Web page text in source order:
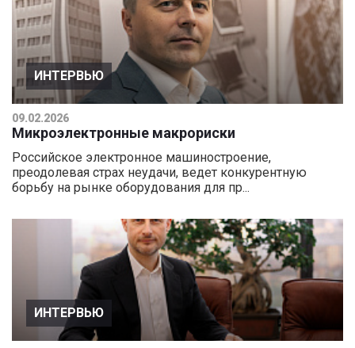
ИНТЕРВЬЮ
09.02.2026
Микроэлектронные макрориски
Российское электронное машиностроение,
преодолевая страх неудачи, ведет конкурентную
борьбу на рынке оборудования для пр...
ИНТЕРВЬЮ